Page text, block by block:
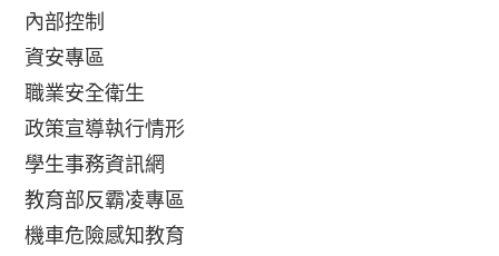
內部控制
資安專區
職業安全衛生
政策宣導執行情形
學生事務資訊網
教育部反霸凌專區
機車危險感知教育